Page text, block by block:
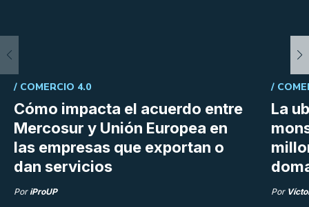
Cómo impacta el acuerdo entre
Mercosur y Unión Europea en
las empresas que exportan o
dan servicios
/ COMERCIO 4.0
PoriProUP
La
/
Por